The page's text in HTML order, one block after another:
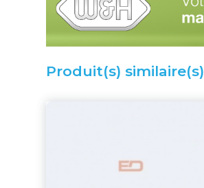
Produit(s) similaire(s)